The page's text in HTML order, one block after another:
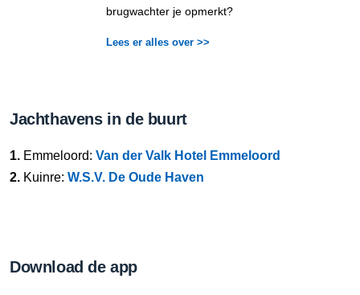
brugwachter je opmerkt?
Lees er alles over >>
Jachthavens in de buurt
1. Emmeloord: Van der Valk Hotel Emmeloord
2. Kuinre: W.S.V. De Oude Haven
Download de app